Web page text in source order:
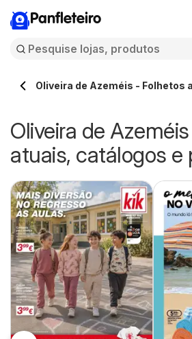
Panfleteiro
Oliveira de Azeméis - Folhetos
Oliveira de
atuais, catálogos e